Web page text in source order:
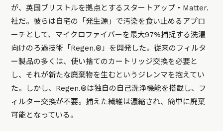
が、英国ブリストルを拠点とするスタートアップ・Matter.
社だ。彼らは自宅の「発生源」で汚染を食い止めるアプロ
ーチとして、マイクロファイバーを最大97%捕捉する洗濯
向けのろ過技術「Regen.®」を開発した。従来のフィルタ
ー製品の多くは、使い捨てのカートリッジ交換を必要と
し、それが新たな廃棄物を生むというジレンマを抱えてい
た。しかし、Regen.®は独自の自己洗浄機能を搭載し、フ
ィルター交換が不要。捕えた繊維は濃縮され、簡単に廃棄
可能となっている。